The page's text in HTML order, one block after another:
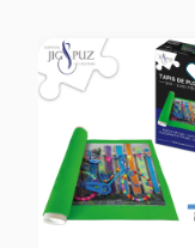
EAN
Nombre de pièces
Dimensions